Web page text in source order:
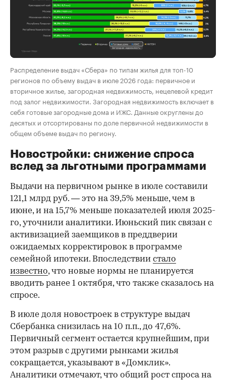
00:00 / 00:00
Распределение выдач «Сбера» по типам жилья для топ-10
регионов по объему выдач в июле 2026 года: первичное и
вторичное жилье, загородная недвижимость, нецелевой кредит
под залог недвижимости. Загородная недвижимость включает в
себя готовые загородные дома и ИЖС. Данные округлены до
десятых и отсортированы по доле первичной недвижимости в
общем объеме выдач по региону.
Новостройки: снижение спроса
вслед за льготными программами
Выдачи на первичном рынке в июле составили
121,1 млрд руб. — это на 39,5% меньше, чем в
июне, и на 15,7% меньше показателей июля 2025-
го, уточнили аналитики. Июньский пик связан с
активизацией заемщиков в преддверии
ожидаемых корректировок в программе
семейной ипотеки. Впоследствии стало
известно, что новые нормы не планируется
вводить ранее 1 октября, что также сказалось на
спросе.
В июле доля новостроек в структуре выдач
Сбербанка снизилась на 10 п.п., до 47,6%.
Первичный сегмент остается крупнейшим, при
этом разрыв с другими рынками жилья
сокращается, указывают в «Домклик».
Аналитики отмечают, что общий рост спроса на